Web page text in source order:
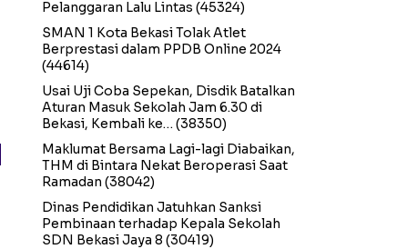
Pelanggaran Lalu Lintas (45324)
SMAN 1 Kota Bekasi Tolak Atlet
Berprestasi dalam PPDB Online 2024
(44614)
Usai Uji Coba Sepekan, Disdik Batalkan
Aturan Masuk Sekolah Jam 6.30 di
Bekasi, Kembali ke… (38350)
Maklumat Bersama Lagi-lagi Diabaikan,
THM di Bintara Nekat Beroperasi Saat
Ramadan (38042)
Dinas Pendidikan Jatuhkan Sanksi
Pembinaan terhadap Kepala Sekolah
SDN Bekasi Jaya 8 (30419)